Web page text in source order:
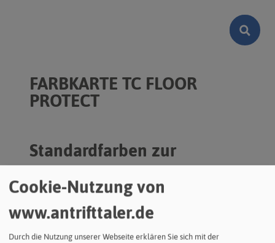
FARBKARTE TC FLOOR
PROTECT
Standardfarben zur
Pigmentierung für
Aquasmart TC Floor Protect
Cookie-Nutzung von
www.antrifttaler.de
Durch die Nutzung unserer Webseite erklären Sie sich mit der